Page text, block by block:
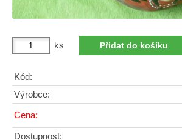
ks
Kód:
Výrobce:
Cena:
Dostupnost: